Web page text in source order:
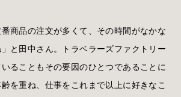
番商品の注文が多くて、その時間がなかな
と田中さん。トラベラーズファクトリー
ることもその要因のひとつであることに
を重ね、仕事をこれまで以上に好きなこ